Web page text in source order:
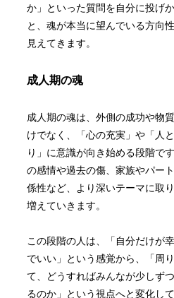
か」といった質問を自分に投げ
と、魂が本当に望んでいる方向
見えてきます。
成人期の魂
成人期の魂は、外側の成功や物
けでなく、「心の充実」や「人
り」に意識が向き始める段階で
の感情や過去の傷、家族やパー
係性など、より深いテーマに取
増えていきます。
この段階の人は、「自分だけが
でいい」という感覚から、「周
て、どうすればみんなが少しず
るのか」という視点へと変化して